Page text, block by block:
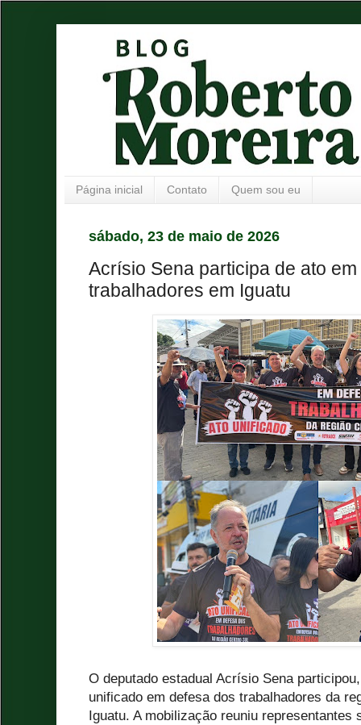
Página inicial Contato Quem sou eu
sábado, 23 de maio de 2026
Acrísio Sena participa de ato
trabalhadores em Iguatu
O deputado estadual Acrísio Sena
unificado em defesa dos trabalhadores da
Iguatu. A mobilização reuniu